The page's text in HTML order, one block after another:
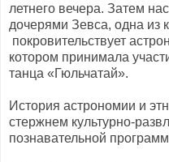
летнего вечера. Затем
дочерями Зевса, одна из
покровительствует
котором принимала
танца «Гюльчатай».
История астрономии и
стержнем культурно-
познавательной